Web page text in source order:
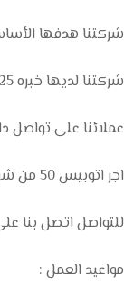
شركتنا هدفها
شركتنا لديها خبره 25 عاماَ في مجال تأجير السيارات والاتوبيسات في مصر.
عملائنا على تواصل
اجر اتوبيس 50 من شركتنا لتجد افضل الخدمات المقدمه بأقل الأسعار.
للتواصل اتصل بنا على الرقم 01102106655 او ارسل
مواعيد العمل :